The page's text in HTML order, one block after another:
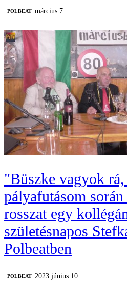
‎POLBEAT március 7.
"Büszke vagyok
pályafutásom
rosszat egy
születésnapos
Polbeatben
‎POLBEAT
2023 június 10.